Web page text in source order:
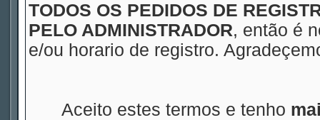
TODOS OS PEDIDOS DE
PELO ADMINISTRADOR, então é
e/ou horario de registro.
Aceito estes termos e tenho